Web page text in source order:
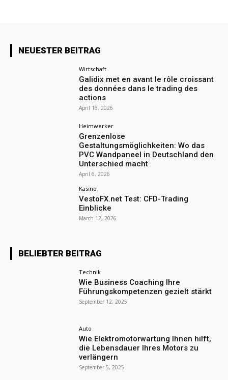
NEUESTER BEITRAG
Wirtschaft
Galidix met en avant le rôle croissant
des données dans le trading des
actions
April 16, 2026
Heimwerker
Grenzenlose
Gestaltungsmöglichkeiten: Wo das
PVC Wandpaneel in Deutschland den
Unterschied macht
April 6, 2026
Kasino
VestoFX.net Test: CFD-Trading
Einblicke
March 12, 2026
BELIEBTER BEITRAG
Technik
Wie Business Coaching Ihre
Führungskompetenzen gezielt stärkt
September 12, 2025
Auto
Wie Elektromotorwartung Ihnen hilft,
die Lebensdauer Ihres Motors zu
verlängern
September 5, 2025